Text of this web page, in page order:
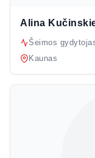
Alina
Šeimos
Kaunas